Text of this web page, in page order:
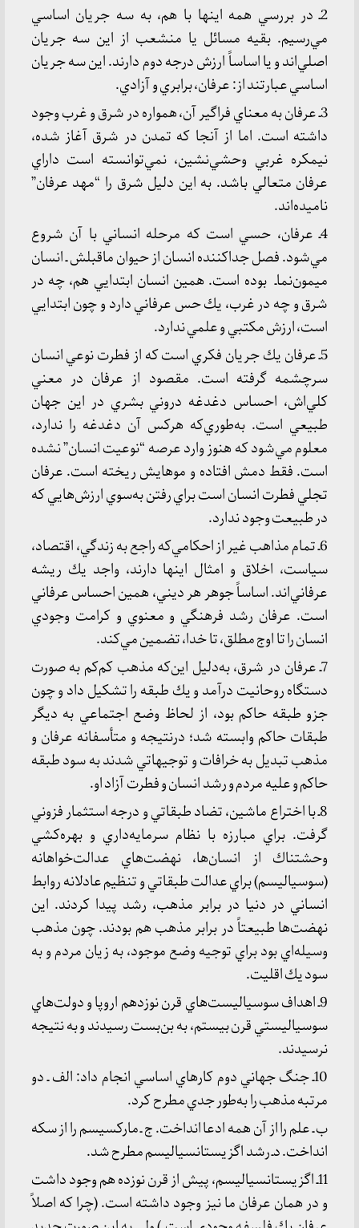
2ـ در بررسي همه اينها با هم، به سه جريان اساسي
مي‌رسيم. بقيه مسائل يا منشعب از اين سه جريان
اصلي‌اند و يا اساساً ارزش درجه دوم دارند. اين سه جريان
اساسي عبارتند از: عرفان، برابري و آزادي.
3ـ عرفان به معناي فراگير آن، همواره در شرق و غرب وجود
داشته است. اما از آنجا كه تمدن در شرق آغاز شده،
نيمكره غربي وحشي‌نشين، نمي‌توانسته است داراي
عرفان متعالي باشد. به اين دليل شرق را “مهد عرفان”
ناميده‌اند.
4ـ عرفان، حسي است كه مرحله انساني با آن شروع
مي‌شود. فصل جداكننده انسان از حيوان ماقبلش ـ انسان
ميمون‌نماـ بوده است. همين انسان ابتدايي هم، چه در
شرق و چه در غرب، يك حس عرفاني دارد و چون ابتدايي
است، ارزش مكتبي و علمي ندارد.
5ـ عرفان يك جريان فكري است كه از فطرت نوعي انسان
سرچشمه گرفته است. مقصود از عرفان در معني
كلي‌اش، احساس دغدغه دروني بشري در اين جهان
طبيعي است. به‌طوري‌كه هركس آن دغدغه را ندارد،
معلوم مي‌شود كه هنوز وارد عرصه “نوعيت انسان” نشده
است. فقط دمش افتاده و موهايش ريخته است. عرفان
تجلي فطرت انسان است براي رفتن به‌سوي ارزش‌هايي كه
در طبيعت وجود ندارد.
6ـ تمام مذاهب غير از احكامي‌كه راجع به زندگي، اقتصاد،
سياست، اخلاق و امثال اينها دارند، واجد يك ريشه
عرفاني‌اند. اساساً جوهر هر ديني، همين احساس عرفاني
است. عرفان رشد فرهنگي و معنوي و كرامت وجودي
انسان را تا اوج مطلق، تا خدا، تضمين مي‌كند.
7ـ عرفان در شرق، به‌دليل اين‌كه مذهب كم‌كم به صورت
دستگاه روحانيت درآمد و يك طبقه را تشكيل داد و چون
جزو طبقه حاكم بود، از لحاظ وضع اجتماعي به ديگر
طبقات حاكم وابسته شد؛ درنتيجه و متأسفانه عرفان و
مذهب تبديل به خرافات و توجيهاتي شدند به سود طبقه
حاكم و عليه مردم و رشد انسان و فطرت آزاد او.
8ـ با اختراع ماشين، تضاد طبقاتي و درجه استثمار فزوني
گرفت. براي مبارزه با نظام سرمايه‌داري و بهره‌كشي
وحشتناك از انسان‌ها، نهضت‌هاي عدالت‌خواهانه
(سوسياليسم) براي عدالت طبقاتي و تنظيم عادلانه روابط
انساني در دنيا در برابر مذهب، رشد پيدا كردند. اين
نهضت‌ها طبيعتاً در برابر مذهب هم بودند. چون مذهب
وسيله‌اي بود براي توجيه وضع موجود، به زيان مردم و به
سود يك اقليت.
9ـ اهداف سوسياليست‌هاي قرن نوزدهم اروپا و دولت‌هاي
سوسياليستي قرن بيستم، به بن‌بست رسيدند و به نتيجه
نرسيدند.
10ـ جنگ‌ جهاني دوم كارهاي اساسي انجام داد: الف ـ دو
مرتبه مذهب را به‌طور جدي مطرح كرد.
ب ـ علم را از آن همه ادعا انداخت. ج ـ ماركسيسم را از سكه
انداخت. دـ رشد اگزيستانسياليسم مطرح شد.
11ـ اگزيستانسياليسم، پيش از قرن نوزده هم وجود داشت
و در همان عرفان ما نيز وجود داشته است. (چرا كه اصلاً